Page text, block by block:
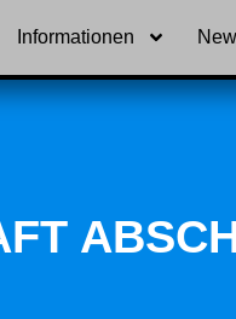
Informationen